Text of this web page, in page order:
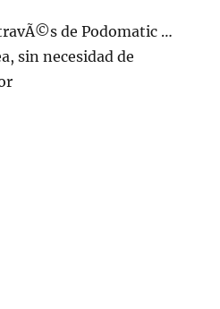
de Podomatic …
sin necesidad de